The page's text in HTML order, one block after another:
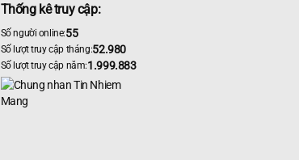
Thống kê truy cập:
Số người online:55
Số lượt truy cập tháng:52.980
Số lượt truy cập năm:1.999.883